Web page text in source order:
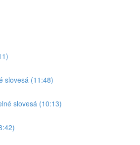
slovesá (11:48)
slovesá (10:13)